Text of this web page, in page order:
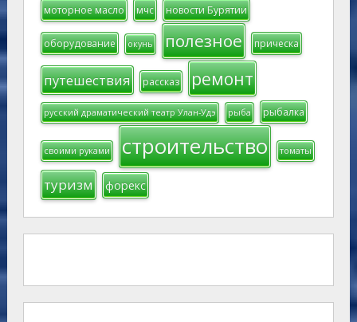
моторное масло мчс новости Бурятии
оборудование окунь полезное прическа
путешествия рассказ ремонт
русский драматический театр Улан-Удэ рыба рыбалка
своими руками строительство томаты
туризм форекс